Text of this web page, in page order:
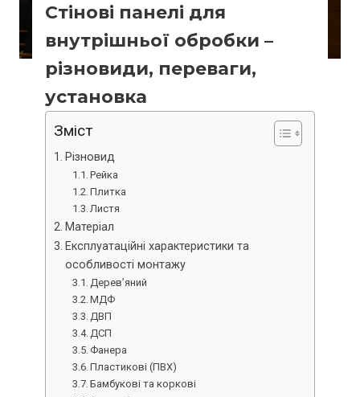
Стінові панелі для
внутрішньої обробки –
різновиди, переваги,
установка
Зміст
Різновид
Рейка
Плитка
Листя
Матеріал
Експлуатаційні характеристики та
особливості монтажу
Дерев’яний
МДФ
ДВП
ДСП
Фанера
Пластикові (ПВХ)
Бамбукові та коркові